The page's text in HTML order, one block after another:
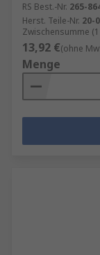
RS Best.-Nr. 265-
Herst. Teile-Nr. 20-
Zwischensumme
13,92 €(ohne
Menge